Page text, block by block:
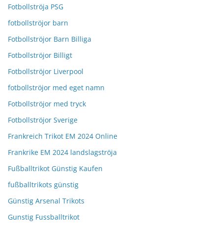
Fotbollströja PSG
fotbollströjor barn
Fotbollströjor Barn Billiga
Fotbollströjor Billigt
Fotbollströjor Liverpool
fotbollströjor med eget namn
Fotbollströjor med tryck
Fotbollströjor Sverige
Frankreich Trikot EM 2024 Online
Frankrike EM 2024 landslagströja
Fußballtrikot Günstig Kaufen
fußballtrikots günstig
Günstig Arsenal Trikots
Gunstig Fussballtrikot